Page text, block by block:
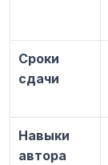
Сроки
сдачи
Навыки
автора